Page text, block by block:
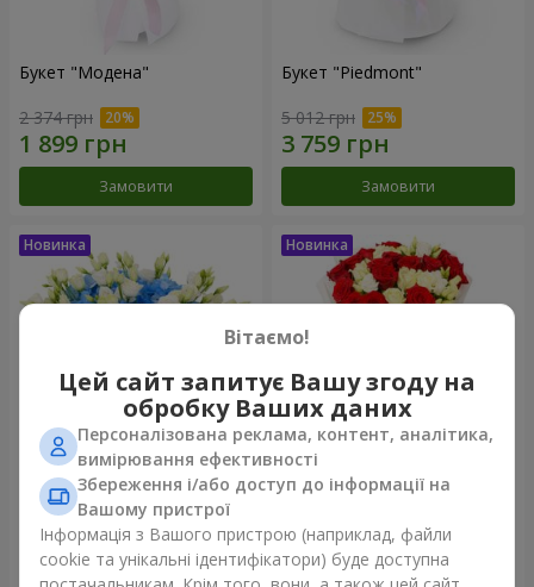
Букет "Модена"
2 374 грн
Замовити
Букет "Piedmont"
5 012 грн
Замовити
Композиція "Сільвія"
3 513 грн
Букет "Katarina"
2 949 грн
Вітаємо!
Цей сайт запитує Вашу згоду на
обробку Ваших даних
Персоналізована реклама, контент, аналітика,
вимірювання ефективності
Збереження і/або доступ до інформації на
Вашому пристрої
Інформація з Вашого пристрою (наприклад, файли
cookie та унікальні ідентифікатори) буде доступна